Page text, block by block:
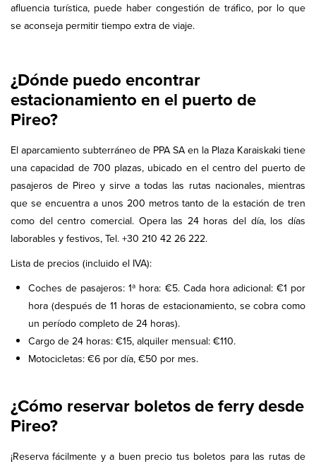
afluencia turística, puede haber congestión de tráfico, por lo que
se aconseja permitir tiempo extra de viaje.
¿Dónde puedo encontrar
estacionamiento en el puerto de
Pireo?
El aparcamiento subterráneo de PPA SA en la Plaza Karaiskaki tiene
una capacidad de 700 plazas, ubicado en el centro del puerto de
pasajeros de Pireo y sirve a todas las rutas nacionales, mientras
que se encuentra a unos 200 metros tanto de la estación de tren
como del centro comercial. Opera las 24 horas del día, los días
laborables y festivos, Tel. +30 210 42 26 222.
Lista de precios (incluido el IVA):
Coches de pasajeros: 1ª hora: €5. Cada hora adicional: €1 por
hora (después de 11 horas de estacionamiento, se cobra como
un período completo de 24 horas).
Cargo de 24 horas: €15, alquiler mensual: €110.
Motocicletas: €6 por día, €50 por mes.
¿Cómo reservar boletos de ferry desde
Pireo?
¡Reserva fácilmente y a buen precio tus boletos para las rutas de